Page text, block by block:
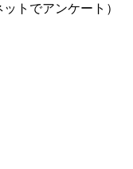
トでアンケート）